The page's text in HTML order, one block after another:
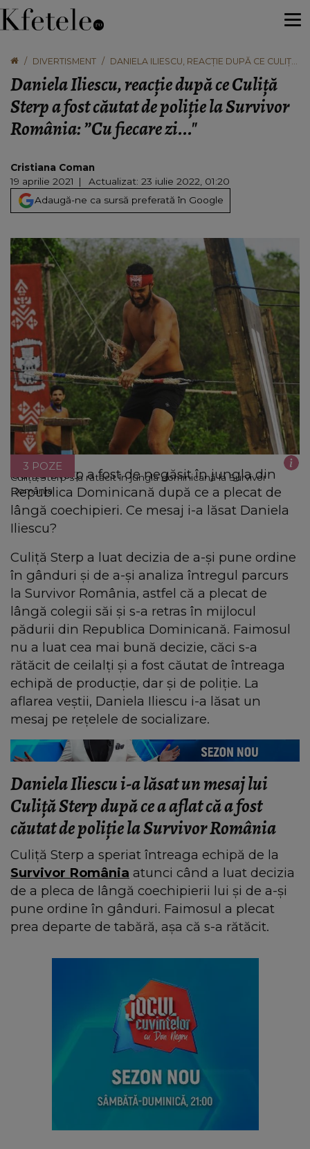
DIVERTISMENT
DANIELA ILIESCU, REACȚIE DUPĂ CE CULIȚĂ
SURVIVOR ROMÂNIA: ”CU FIECARE ZI..."
Daniela Iliescu, reacție după ce Culiță
Sterp a fost căutat de poliție la Survivor
România: ”Cu fiecare zi..."
Cristiana Coman
19 aprilie 2021
Actualizat: 23 iulie 2022, 01:20
Adaugă-ne ca sursă preferată în Google
Culiță Sterp s-a rătăcit în jungla dominicană la Survivor
România
3 POZE
Culiță Sterp a fost de negăsit în jungla din
Republica Dominicană după ce a plecat de
lângă coechipieri. Ce mesaj i-a lăsat Daniela
Iliescu?
Culiță Sterp a luat decizia de a-și pune ordine
în gânduri și de a-și analiza întregul parcurs
la Survivor România, astfel că a plecat de
lângă colegii săi și s-a retras în mijlocul
pădurii din Republica Dominicană. Faimosul
nu a luat cea mai bună decizie, căci s-a
rătăcit de ceilalți și a fost căutat de întreaga
echipă de producție, dar și de poliție. La
aflarea veștii, Daniela Iliescu i-a lăsat un
mesaj pe rețelele de socializare.
Daniela Iliescu i-a lăsat un mesaj lui
Culiță Sterp după ce a aflat că a fost
căutat de poliție la Survivor România
Culiță Sterp a speriat întreaga echipă de la
Survivor România atunci când a luat decizia
de a pleca de lângă coechipierii lui și de a-și
pune ordine în gânduri. Faimosul a plecat
prea departe de tabără, așa că s-a rătăcit.